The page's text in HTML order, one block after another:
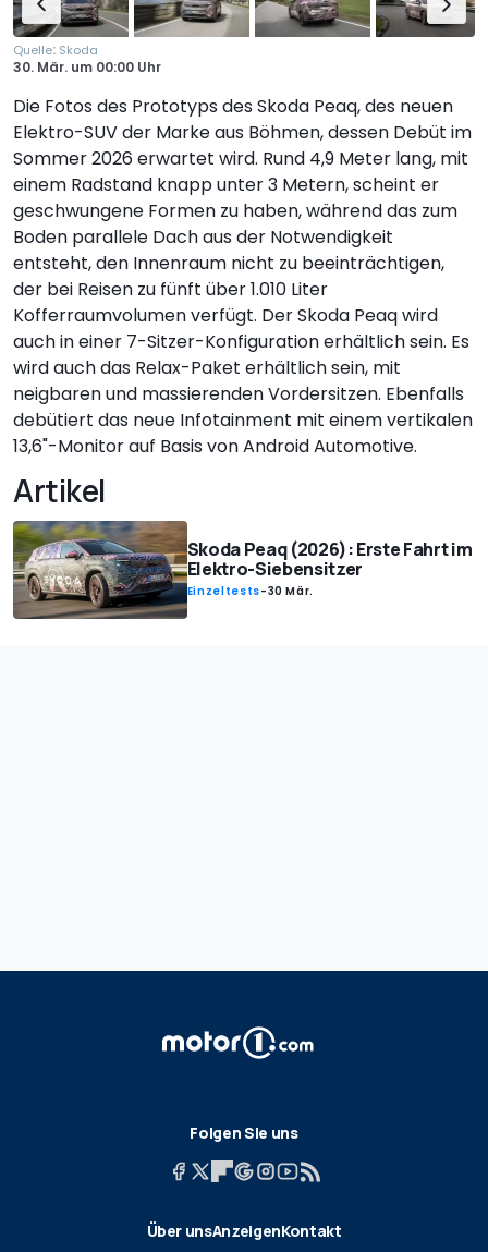
Quelle: Skoda
30. Mär. um 00:00 Uhr
Die Fotos des Prototyps des Skoda Peaq, des neuen
Elektro-SUV der Marke aus Böhmen, dessen Debüt im
Sommer 2026 erwartet wird. Rund 4,9 Meter lang, mit
einem Radstand knapp unter 3 Metern, scheint er
geschwungene Formen zu haben, während das zum
Boden parallele Dach aus der Notwendigkeit
entsteht, den Innenraum nicht zu beeinträchtigen,
der bei Reisen zu fünft über 1.010 Liter
Kofferraumvolumen verfügt. Der Skoda Peaq wird
auch in einer 7-Sitzer-Konfiguration erhältlich sein. Es
wird auch das Relax-Paket erhältlich sein, mit
neigbaren und massierenden Vordersitzen. Ebenfalls
debütiert das neue Infotainment mit einem vertikalen
13,6"-Monitor auf Basis von Android Automotive.
Artikel
Skoda Peaq (2026): Erste Fahrt im
Elektro-Siebensitzer
Einzeltests-30 Mär.
Folgen Sie uns
Über unsAnzeigenKontakt